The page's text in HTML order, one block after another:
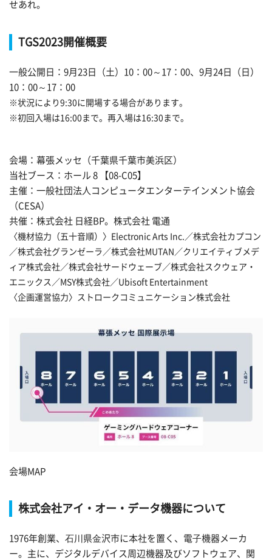
せあれ。
TGS2023開催概要
一般公開日：9月23日（土）10：00～17：00、9月24日（日）
10：00～17：00
※状況により9:30に開場する場合があります。
※初回入場は16:00まで。再入場は16:30まで。
会場：幕張メッセ（千葉県千葉市美浜区）
当社ブース：ホール 8 【08-C05】
主催：一般社団法人コンピュータエンターテインメント協会
（CESA）
共催：株式会社 日経BP。株式会社 電通
〈機材協力（五十音順）〉Electronic Arts Inc.／株式会社カプコン
／株式会社グランゼーラ／株式会社MUTAN／クリエイティブメデ
ィア株式会社／株式会社サードウェーブ／株式会社スクウェア・
エニックス／MSY株式会社／Ubisoft Entertainment
〈企画運営協力〉ストロークコミュニケーション株式会社
会場MAP
株式会社アイ・オー・データ機器について
1976年創業、⽯川県⾦沢市に本社を置く、電⼦機器メーカ
ー。主に、デジタルデバイス周辺機器及びソフトウェア、関